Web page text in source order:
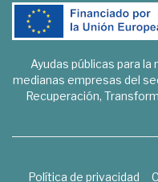
Ayudas públicas para
medianas empresas del
Recuperación,
Política de privacidad